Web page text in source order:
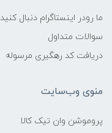
ما رودر اینستاگرام دنبال کنید
سوالات متداول
دریافت کد رهگیری مرسوله
منوی وب‌سایت
پروموشن وان تیک کالا